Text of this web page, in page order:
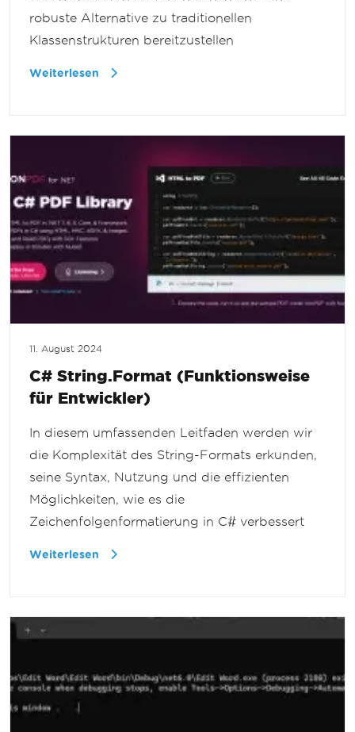
robuste Alternative zu traditionellen
Klassenstrukturen bereitzustellen
Weiterlesen
11. August 2024
C# String.Format (Funktionsweise
für Entwickler)
In diesem umfassenden Leitfaden werden wir
die Komplexität des String-Formats erkunden,
seine Syntax, Nutzung und die effizienten
Möglichkeiten, wie es die
Zeichenfolgenformatierung in C# verbessert
Weiterlesen